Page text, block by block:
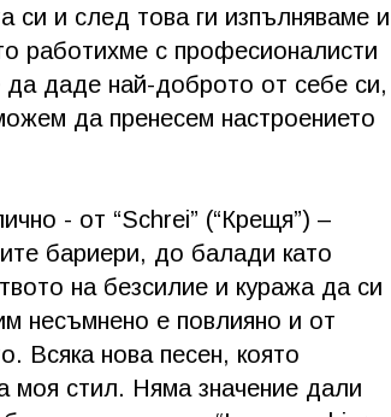
си и след това ги изпълняваме и
работихме с професионалисти
даде най-доброто от себе си,
да пренесем настроението
- от “Schrei” (“Крещя”) –
бариери, до балади като
на безсилие и куража да си
несъмнено е повлияно и от
Всяка нова песен, която
моя стил. Няма значение дали